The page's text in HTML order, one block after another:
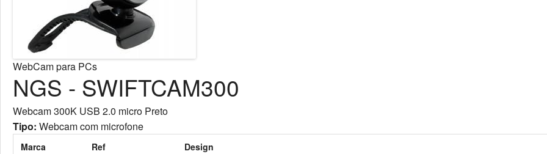
WebCam para PCs
NGS - SWIFTCAM300
Webcam 300K USB 2.0 micro Preto
Tipo: Webcam com microfone
Marca Ref Design